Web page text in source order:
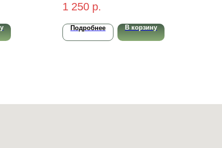
1 250 р.
Подробнее В корзину